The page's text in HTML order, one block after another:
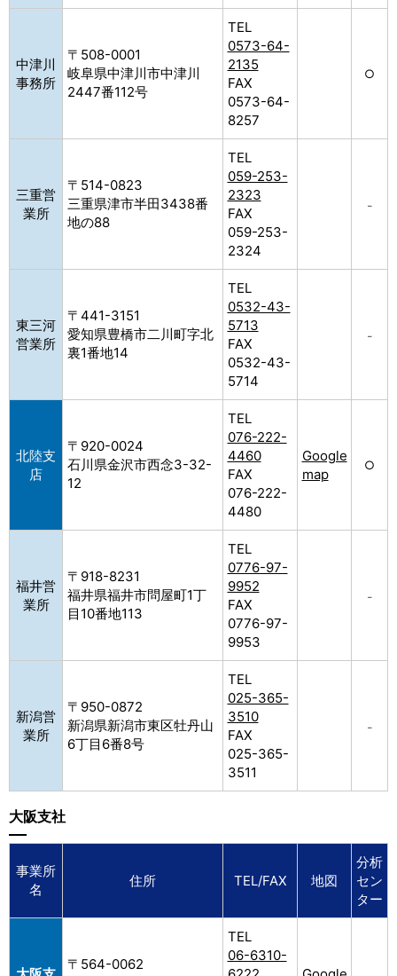
中津川
事務所
〒508-0001
岐阜県中津川市中津川
2447番112号
TEL
0573-64-
2135
FAX
0573-64-
8257
○
三重営
業所
〒514-0823
三重県津市半田3438番
地の88
TEL
059-253-
2323
FAX
059-253-
2324
–
東三河
営業所
〒441-3151
愛知県豊橋市二川町字北
裏1番地14
TEL
0532-43-
5713
FAX
0532-43-
5714
–
北陸支
店
〒920-0024
石川県金沢市西念3-32-
12
TEL
076-222-
4460
FAX
076-222-
4480
Google
map
○
福井営
業所
〒918-8231
福井県福井市問屋町1丁
目10番地113
TEL
0776-97-
9952
FAX
0776-97-
9953
–
新潟営
業所
〒950-0872
新潟県新潟市東区牡丹山
6丁目6番8号
TEL
025-365-
3510
FAX
025-365-
3511
–
大阪支社
事業所
名
住所 TEL/FAX 地図
分析
セン
ター
〒564-0062
TEL
06-6310-